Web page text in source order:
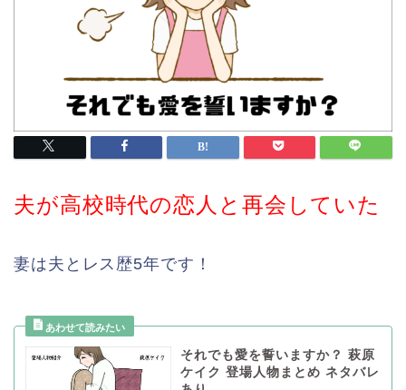
夫が高校時代の恋人と再会していた
妻は夫とレス歴5年です！
それでも愛を誓いますか？ 萩原
ケイク 登場人物まとめ ネタバレ